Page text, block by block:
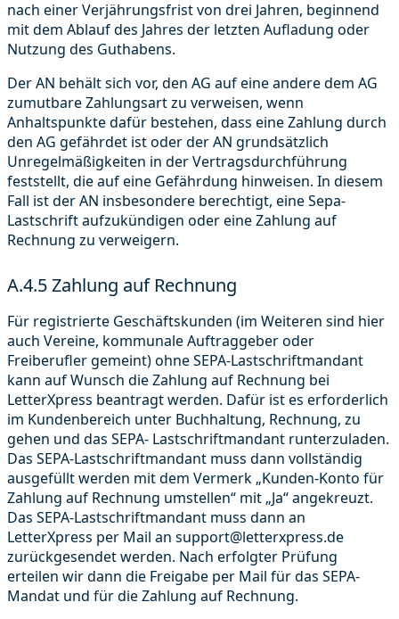
nach einer Verjährungsfrist von drei Jahren, beginnend
mit dem Ablauf des Jahres der letzten Aufladung oder
Nutzung des Guthabens.
Der AN behält sich vor, den AG auf eine andere dem AG
zumutbare Zahlungsart zu verweisen, wenn
Anhaltspunkte dafür bestehen, dass eine Zahlung durch
den AG gefährdet ist oder der AN grundsätzlich
Unregelmäßigkeiten in der Vertragsdurchführung
feststellt, die auf eine Gefährdung hinweisen. In diesem
Fall ist der AN insbesondere berechtigt, eine Sepa-
Lastschrift aufzukündigen oder eine Zahlung auf
Rechnung zu verweigern.
A.4.5 Zahlung auf Rechnung
Für registrierte Geschäftskunden (im Weiteren sind hier
auch Vereine, kommunale Auftraggeber oder
Freiberufler gemeint) ohne SEPA-Lastschriftmandant
kann auf Wunsch die Zahlung auf Rechnung bei
LetterXpress beantragt werden. Dafür ist es erforderlich
im Kundenbereich unter Buchhaltung, Rechnung, zu
gehen und das SEPA- Lastschriftmandant runterzuladen.
Das SEPA-Lastschriftmandant muss dann vollständig
ausgefüllt werden mit dem Vermerk „Kunden-Konto für
Zahlung auf Rechnung umstellen“ mit „Ja“ angekreuzt.
Das SEPA-Lastschriftmandant muss dann an
LetterXpress per Mail an support@letterxpress.de
zurückgesendet werden. Nach erfolgter Prüfung
erteilen wir dann die Freigabe per Mail für das SEPA-
Mandat und für die Zahlung auf Rechnung.